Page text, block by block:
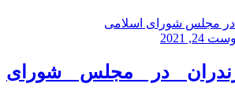
24, 2021
در مجلس شورای